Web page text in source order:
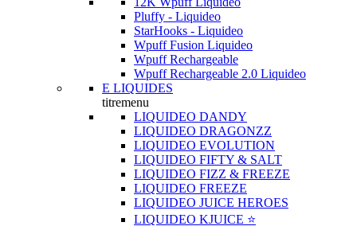
Pluffy - Liquideo
StarHooks - Liquideo
Wpuff Fusion Liquideo
Wpuff Rechargeable
Wpuff Rechargeable 2.0 Liquideo
E LIQUIDES
titremenu
LIQUIDEO DANDY
LIQUIDEO DRAGONZZ
LIQUIDEO EVOLUTION
LIQUIDEO FIFTY & SALT
LIQUIDEO FIZZ & FREEZE
LIQUIDEO FREEZE
LIQUIDEO JUICE HEROES
LIQUIDEO KJUICE ⭐️